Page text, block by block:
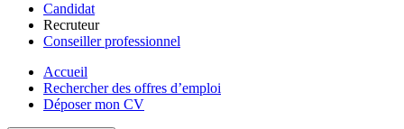
Candidat
Recruteur
Conseiller professionnel
Accueil
Rechercher des offres d’emploi
Déposer mon CV